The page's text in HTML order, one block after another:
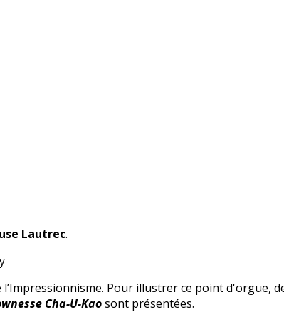
Lautrec.
Pour illustrer ce point d'orgue,
Cha-U-Kaosont présentées.